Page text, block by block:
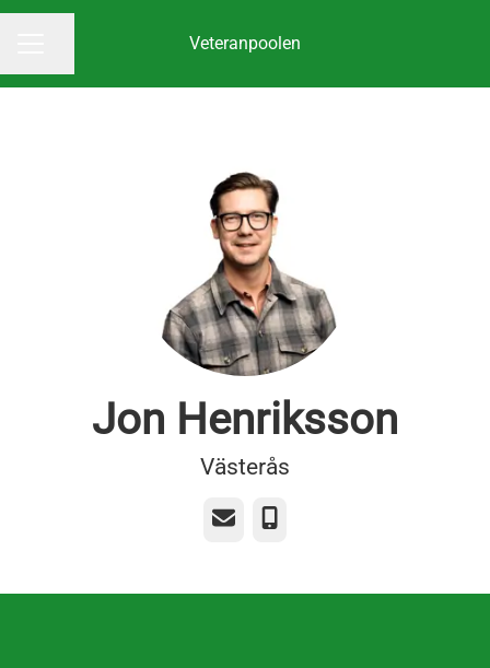
Veteranpoolen
Jon Henriksson
Västerås
E-post Telefon